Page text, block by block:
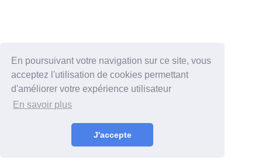
En poursuivant votre navigation sur ce site, vous
acceptez l'utilisation de cookies permettant
d'améliorer votre expérience utilisateur
En savoir plus
J'accepte